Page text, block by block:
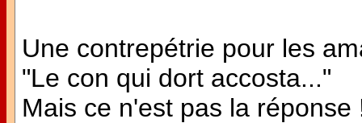
Une contrepétrie pour les
"Le con qui dort accosta..."
Mais ce n'est pas la réponse